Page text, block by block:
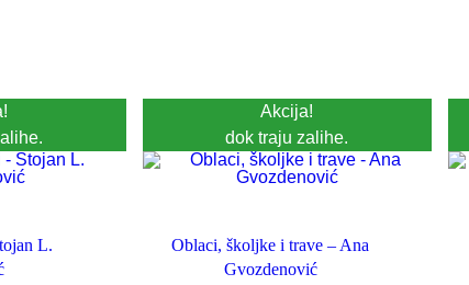
L.
Akcija!
dok traju zalihe.
Oblaci, školjke i trave – Ana
Gvozdenović